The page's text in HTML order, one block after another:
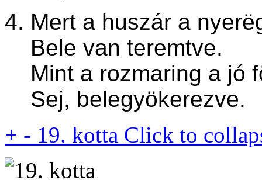
4. Mert a huszár a
Bele van teremtve.
Mint a rozmaring a jó
Sej, belegyökerezve.
+ - 19. kotta Click to